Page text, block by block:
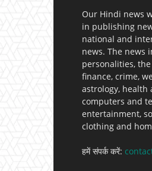
Our Hindi news
in publishing
national and
news. The news
personalities,
finance, crime,
astrology, health
computers and
entertainment,
clothing and
हमें संपर्क करें: